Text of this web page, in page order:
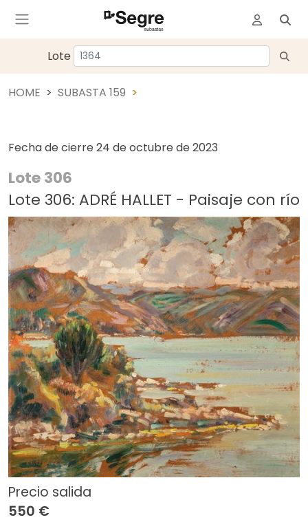
Lote
HOME SUBASTA 159
Fecha de cierre 24 de octubre de 2023
Lote 306
Lote 306: ADRÉ HALLET - Paisaje con río
Precio salida
550 €